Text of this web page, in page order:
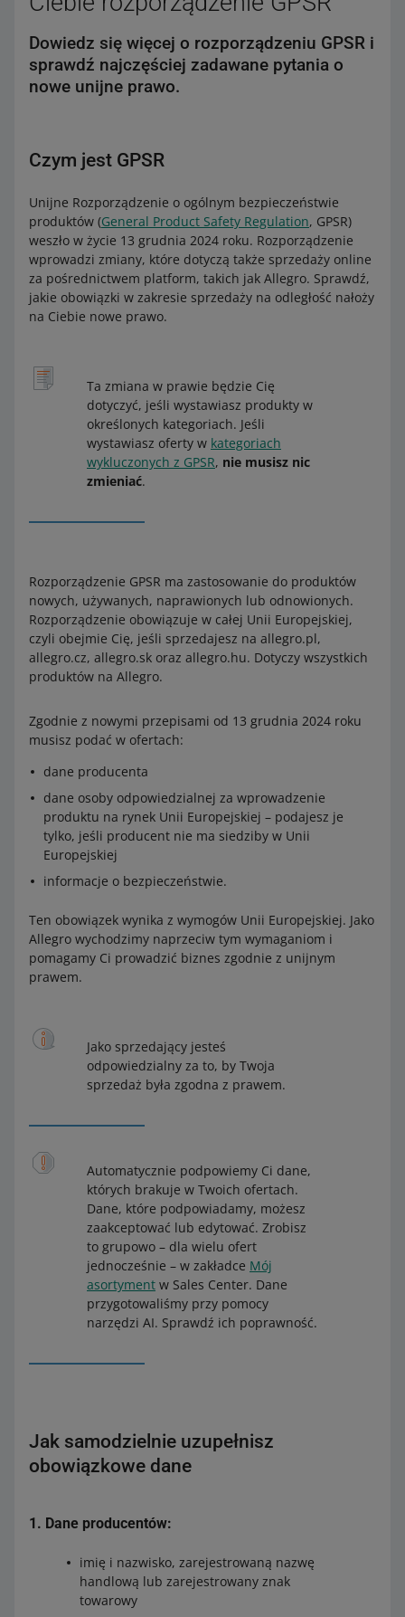
Dowiedz się więcej o rozporządzeniu GPSR i
sprawdź najczęściej zadawane pytania o
nowe unijne prawo.
Czym jest GPSR
Unijne Rozporządzenie o ogólnym bezpieczeństwie
produktów (General Product Safety Regulation, GPSR)
weszło w życie 13 grudnia 2024 roku. Rozporządzenie
wprowadzi zmiany, które dotyczą także sprzedaży online
za pośrednictwem platform, takich jak Allegro. Sprawdź,
jakie obowiązki w zakresie sprzedaży na odległość nałoży
na Ciebie nowe prawo.
Ta zmiana w prawie będzie Cię
dotyczyć, jeśli wystawiasz produkty w
określonych kategoriach. Jeśli
wystawiasz oferty w kategoriach
wykluczonych z GPSR, nie musisz nic
zmieniać.
Rozporządzenie GPSR ma zastosowanie do produktów
nowych, używanych, naprawionych lub odnowionych.
Rozporządzenie obowiązuje w całej Unii Europejskiej,
czyli obejmie Cię, jeśli sprzedajesz na allegro.pl,
allegro.cz, allegro.sk oraz allegro.hu. Dotyczy wszystkich
produktów na Allegro.
Zgodnie z nowymi przepisami od 13 grudnia 2024 roku
musisz podać w ofertach:
dane producenta
dane osoby odpowiedzialnej za wprowadzenie
produktu na rynek Unii Europejskiej – podajesz je
tylko, jeśli producent nie ma siedziby w Unii
Europejskiej
informacje o bezpieczeństwie.
Ten obowiązek wynika z wymogów Unii Europejskiej. Jako
Allegro wychodzimy naprzeciw tym wymaganiom i
pomagamy Ci prowadzić biznes zgodnie z unijnym
prawem.
Jako sprzedający jesteś
odpowiedzialny za to, by Twoja
sprzedaż była zgodna z prawem.
Automatycznie podpowiemy Ci dane,
których brakuje w Twoich ofertach.
Dane, które podpowiadamy, możesz
zaakceptować lub edytować. Zrobisz
to grupowo – dla wielu ofert
jednocześnie – w zakładce Mój
asortyment w Sales Center. Dane
przygotowaliśmy przy pomocy
narzędzi AI. Sprawdź ich poprawność.
Jak samodzielnie uzupełnisz
obowiązkowe dane
1. Dane producentów:
imię i nazwisko, zarejestrowaną nazwę
handlową lub zarejestrowany znak
towarowy